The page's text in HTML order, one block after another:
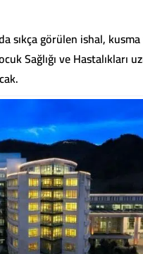
sıkça görülen ishal,
Sağlığı ve Hastalıkları